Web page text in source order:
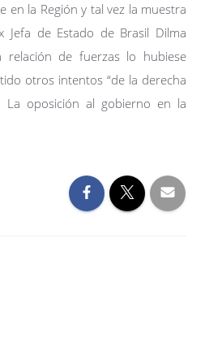
en la Región y tal vez la muestra
de Estado de Brasil Dilma
de fuerzas lo hubiese
otros intentos “de la derecha
La oposición al gobierno en la